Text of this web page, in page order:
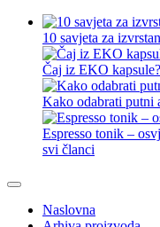
10 savjeta za
Čaj iz EKO
Kako odabrati putni
Espresso tonik –
svi članci
Naslovna